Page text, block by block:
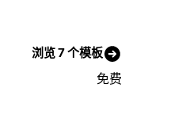
浏览 7 个模板
免费